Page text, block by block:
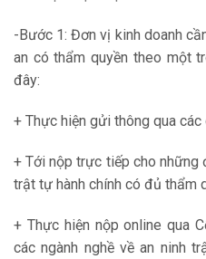
-Bước 1: Đơn vị kinh doanh
an có thẩm quyền theo một
đây:
+ Thực hiện gửi thông qua
+ Tới nộp trực tiếp cho những
trật tự hành chính có đủ thẩm
+ Thực hiện nộp online qua
các ngành nghề về an ninh